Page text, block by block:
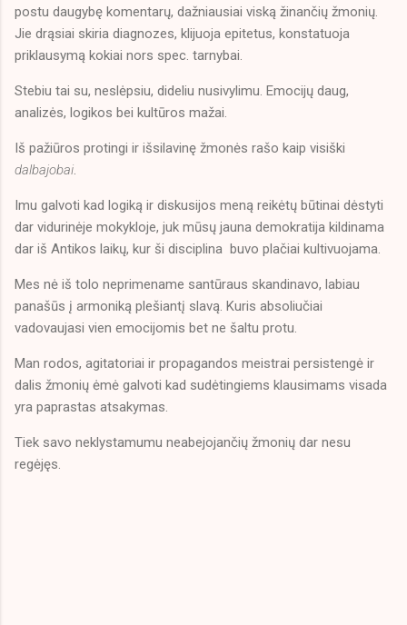
postu daugybę komentarų, dažniausiai viską žinančių žmonių.
Jie drąsiai skiria diagnozes, klijuoja epitetus, konstatuoja
priklausymą kokiai nors spec. tarnybai.
Stebiu tai su, neslėpsiu, dideliu nusivylimu. Emocijų daug,
analizės, logikos bei kultūros mažai.
Iš pažiūros protingi ir išsilavinę žmonės rašo kaip visiški
dalbajobai.
Imu galvoti kad logiką ir diskusijos meną reikėtų būtinai dėstyti
dar vidurinėje mokykloje, juk mūsų jauna demokratija kildinama
dar iš Antikos laikų, kur ši disciplina buvo plačiai kultivuojama.
Mes nė iš tolo neprimename santūraus skandinavo, labiau
panašūs į armoniką plešiantį slavą. Kuris absoliučiai
vadovaujasi vien emocijomis bet ne šaltu protu.
Man rodos, agitatoriai ir propagandos meistrai persistengė ir
dalis žmonių ėmė galvoti kad sudėtingiems klausimams visada
yra paprastas atsakymas.
Tiek savo neklystamumu neabejojančių žmonių dar nesu
regėjęs.